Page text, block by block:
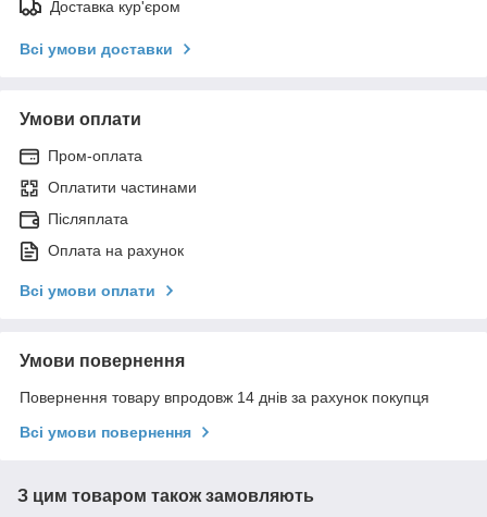
Доставка кур'єром
Всі умови доставки
Умови оплати
Пром-оплата
Оплатити частинами
Післяплата
Оплата на рахунок
Всі умови оплати
Умови повернення
Повернення товару впродовж 14 днів за рахунок покупця
Всі умови повернення
З цим товаром також замовляють